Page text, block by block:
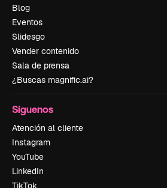
Blog
Eventos
Slidesgo
Vender contenido
Sala de prensa
¿Buscas magnific.ai?
Síguenos
Atención al cliente
Instagram
YouTube
LinkedIn
TikTok